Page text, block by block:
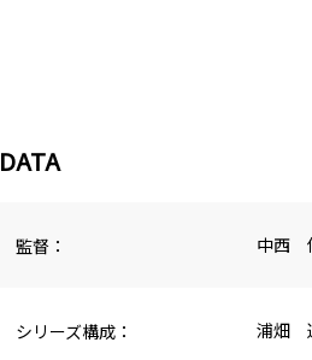
DATA
監督： 中西
シリーズ構成： 浦畑